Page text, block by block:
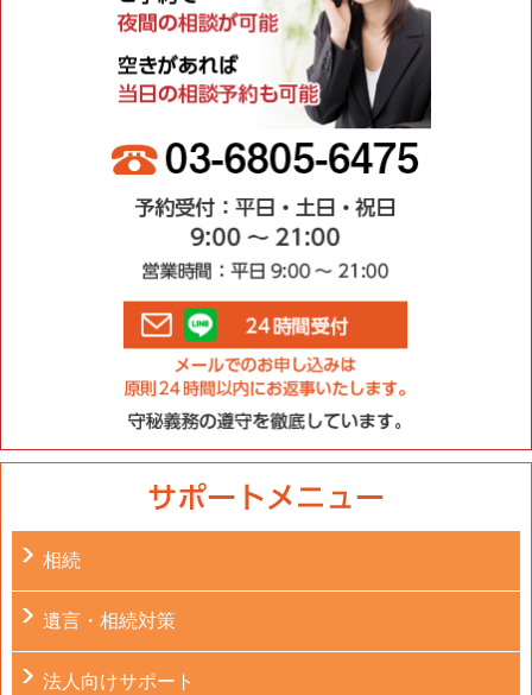
相続
遺言・相続対策
法人向けサポート